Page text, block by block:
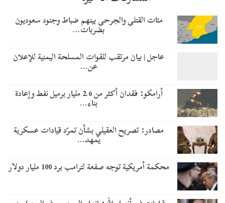
مئات القتلى والجرحى بينهم ضباط وجنود سعوديون
بضربات…
عاجل | بيان مرتقب للقوات المسلحة اليمنية للإعلان
عن…
أرامكو: فقدان أكثر من 2.6 مليار برميل نفط وإعادة
بناء…
مصادر: تصريح العقيلي بشأن تمرّد قيادات عسكرية
يمهد…
محكمة أمريكية توجه صفعة لترامب برد 100 مليار دولار